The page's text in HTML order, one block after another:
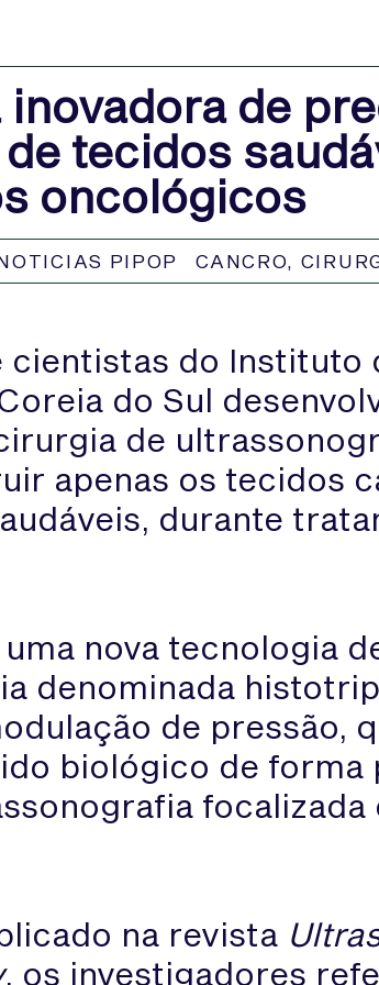
de
tecidos
oncológicos
PIPOP CANCRO,
cientistas do Instituto
do Sul
de
apenas os tecidos
durante
uma nova tecnologia
denominada
de pressão,
biológico de forma
focalizada
na revista
, os investigadores